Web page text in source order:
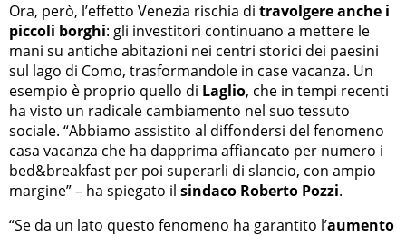
Ora, però, l’effetto Venezia rischia di travolgere anche i
piccoli borghi: gli investitori continuano a mettere le
mani su antiche abitazioni nei centri storici dei paesini
sul lago di Como, trasformandole in case vacanza. Un
esempio è proprio quello di Laglio, che in tempi recenti
ha visto un radicale cambiamento nel suo tessuto
sociale. “Abbiamo assistito al diffondersi del fenomeno
casa vacanza che ha dapprima affiancato per numero i
bed&breakfast per poi superarli di slancio, con ampio
margine” – ha spiegato il sindaco Roberto Pozzi.
“Se da un lato questo fenomeno ha garantito l’aumento